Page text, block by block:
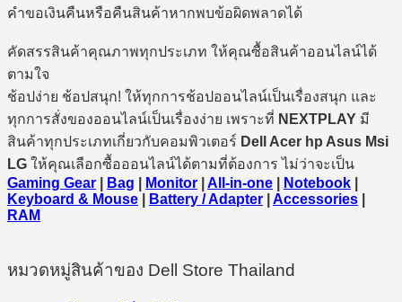
คำขอเงินคืนหรือคืนสินค้าหากพบข้อผิดพลาดได้
คัดสรรสินค้าคุณภาพทุกประเภท ให้คุณซื้อสินค้าออนไลน์ได้
ตามใจ
ช้อปง่าย ช้อปสนุก! ให้ทุกการช้อปออนไลน์เป็นเรื่องสนุก และ
ทุกการสั่งของออนไลน์เป็นเรื่องง่าย เพราะที่ NEXTPLAY มี
สินค้าทุกประเภทเกี่ยวกับคอมพิวเตอร์ Dell Acer hp Asus Msi
LG ให้คุณเลือกซื้อออนไลน์ได้ตามที่ต้องการ ไม่ว่าจะเป็น
Gaming Gear
Bag Monitor All-in-one Notebook
Keyboard & Mouse
Battery / Adapter Accessories
RAM
หมวดหมู่สินค้าของ Dell Store Thailand